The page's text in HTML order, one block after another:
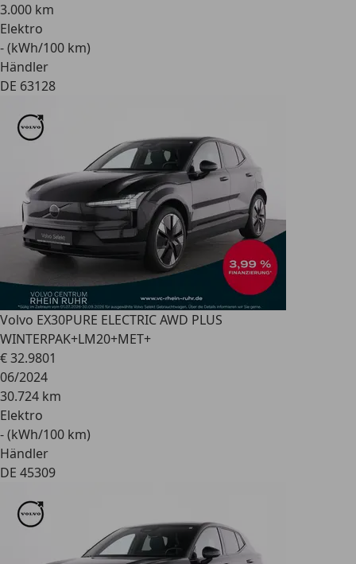
3.000 km
Elektro
- (kWh/100 km)
Händler
DE 63128
Volvo EX30PURE ELECTRIC AWD PLUS
WINTERPAK+LM20+MET+
€ 32.9801
06/2024
30.724 km
Elektro
- (kWh/100 km)
Händler
DE 45309